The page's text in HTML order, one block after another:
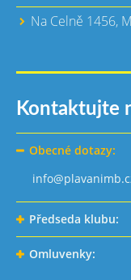
Na Celně 1456,
Kontaktujte
Obecné dotazy:
Předseda klubu:
Omluvenky: